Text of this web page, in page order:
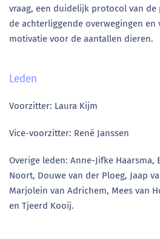
vraag, een duidelijk protocol van de
de achterliggende overwegingen en
motivatie voor de aantallen dieren.
Leden
Voorzitter: Laura Kijm
Vice-voorzitter: René Janssen
Overige leden: Anne-Jifke Haarsma,
Noort, Douwe van der Ploeg, Jaap
Marjolein van Adrichem, Mees van
en Tjeerd Kooij.